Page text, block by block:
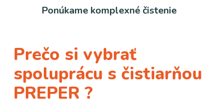
Ponúkame komplexné čistenie
Prečo si vybrať
spoluprácu s čistiarňou
PREPER ?